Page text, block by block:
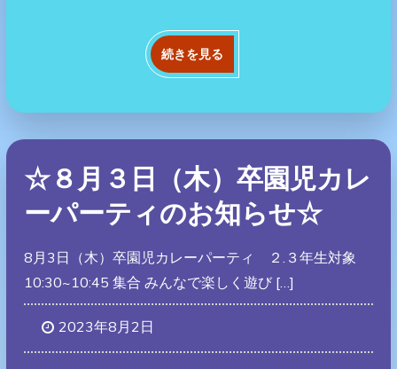
続きを見る
☆８月３日（木）卒園児カレ
ーパーティのお知らせ☆
8月3日（木）卒園児カレーパーティ ２.３年生対象
10:30~10:45 集合 みんなで楽しく遊び […]
2023年8月2日